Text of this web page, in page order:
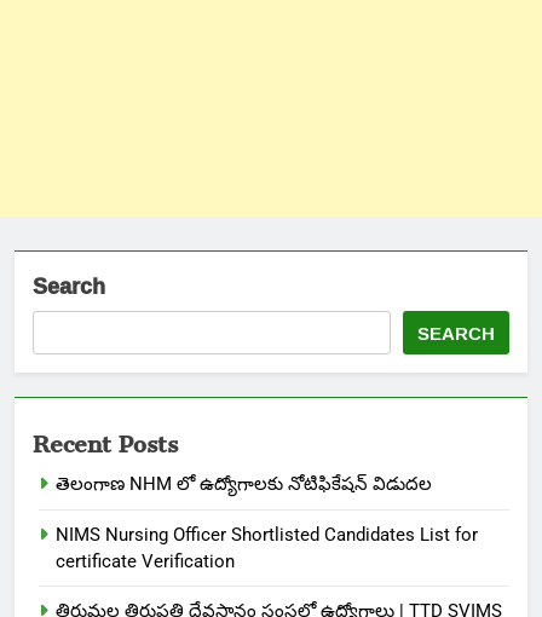
Search
SEARCH
Recent Posts
తెలంగాణ NHM లో ఉద్యోగాలకు నోటిఫికేషన్ విడుదల
NIMS Nursing Officer Shortlisted Candidates List for
certificate Verification
తిరుమల తిరుపతి దేవస్థానం సంస్థలో ఉద్యోగాలు | TTD SVIMS